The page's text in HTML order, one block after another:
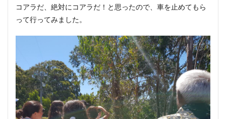
コアラだ、絶対にコアラだ！と思ったので、車を止めてもら
って行ってみました。